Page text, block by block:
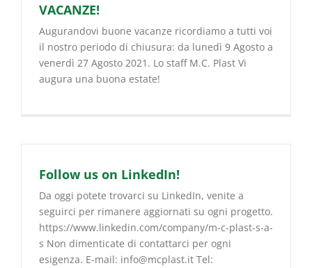
VACANZE!
Augurandovi buone vacanze ricordiamo a tutti voi
il nostro periodo di chiusura: da lunedì 9 Agosto a
venerdì 27 Agosto 2021. Lo staff M.C. Plast Vi
augura una buona estate!
Follow us on LinkedIn!
Da oggi potete trovarci su LinkedIn, venite a
seguirci per rimanere aggiornati su ogni progetto.
https://www.linkedin.com/company/m-c-plast-s-a-
s Non dimenticate di contattarci per ogni
esigenza. E-mail: info@mcplast.it Tel: